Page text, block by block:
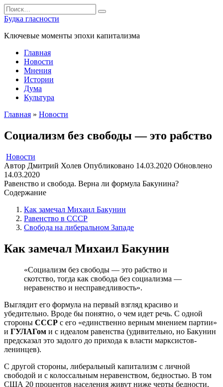
Перейти
к
содержанию
Search
for:
Будка гласности
Ключевые моменты эпохи капитализма
Главная
Новости
Мнения
Истории
Дума
Культура
Главная » Новости
Социализм без свободы — это рабство
Новости
Автор Дмитрий Холев Опубликовано 14.03.2020 Обновлено
14.03.2020
Равенство и свобода. Верна ли формула Бакунина?
Содержание
Как замечал Михаил Бакунин
Равенство в СССР
Свобода на либеральном Западе
Как замечал Михаил Бакунин
«Социализм без свободы — это рабство и
скотство, тогда как свобода без социализма —
неравенство и несправедливость».
Выглядит его формула на первый взгляд красиво и
убедительно. Вроде бы понятно, о чем идет речь. С одной
стороны СССР с его «единственно верным мнением партии»
и ГУЛАГом и с идеалом равенства (удивительно, но Бакунин
предсказал это задолго до прихода к власти марксистов-
ленинцев).
С другой стороны, либеральный капитализм с личной
свободой и с колоссальным неравенством, бедностью. В том
США 20 процентов населения живут ниже черты бедности,